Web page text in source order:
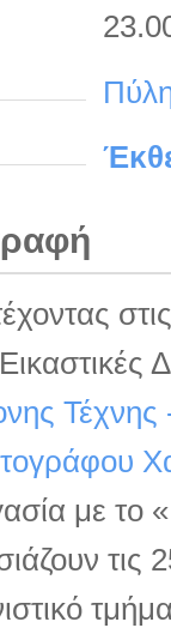
Τέχνης
με το
τις